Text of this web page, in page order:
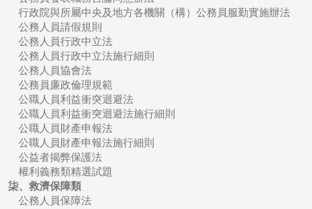
行政院與所屬中央及地方各機關（構）公務員服勤實施辦法
公務人員請假規則
公務人員行政中立法
公務人員行政中立法施行細則
公務人員協會法
公務員廉政倫理規範
公職人員利益衝突迴避法
公職人員利益衝突迴避法施行細則
公職人員財產申報法
公職人員財產申報法施行細則
公益者揭弊保護法
權利義務類精選試題
柒、救濟保障類
公務人員保障法